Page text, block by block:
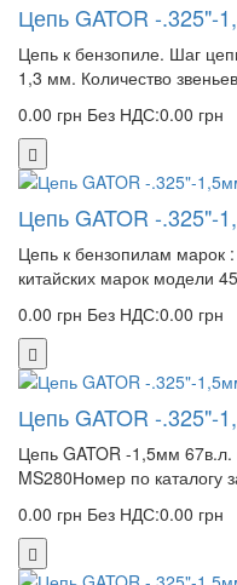
Цепь GATOR -.325"-
Цепь к бензопиле. Шаг
1,3 мм. Количество
0.00 грн Без НДС:0.00 грн
Цепь GATOR -.325"-
Цепь к бензопилам марок
китайских марок модели
0.00 грн Без НДС:0.00 грн
Цепь GATOR -.325"-
Цепь GATOR -1,5мм
MS280Номер по каталогу
0.00 грн Без НДС:0.00 грн